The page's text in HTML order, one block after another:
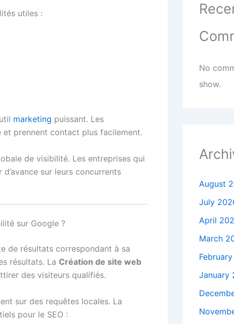
utiles :
marketing puissant. Les
et prennent contact plus facilement.
de visibilité. Les entreprises qui
sur leurs concurrents
sur Google ?
de résultats correspondant à sa
résultats. La Création de site web
des visiteurs qualifiés.
sur des requêtes locales. La
pour le SEO :
No
show.
August
July
April
March
January